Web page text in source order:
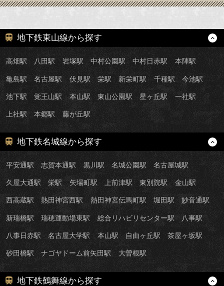
地下鉄東山線から探す
高畑駅 八田駅 岩塚駅 中村公園駅 中村日赤駅 本陣駅
亀島駅 名古屋駅 伏見駅 栄駅 新栄町駅 千種駅 今池駅
池下駅 覚王山駅 本山駅 東山公園駅 星ヶ丘駅 一社駅
上社駅 本郷駅 藤が丘駅
地下鉄名城線から探す
平安通駅 志賀本通駅 黒川駅 名城公園駅 名古屋城駅
久屋大通駅 栄駅 矢場町駅 上前津駅 東別院駅 金山駅
西高蔵駅 熱田神宮西駅 熱田神宮伝馬町駅 堀田駅 妙音通駅
新瑞橋駅 瑞穂運動場東駅 総合リハビリセンター駅 八事駅
八事日赤駅 名古屋大学駅 本山駅 自由ヶ丘駅 茶屋ヶ坂駅
砂田橋駅 ナゴヤドーム前矢田駅 大曽根駅
地下鉄鶴舞線から探す